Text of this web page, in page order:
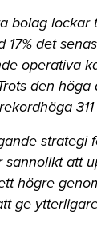
bolag
det
operativa
den
att
högre
ge